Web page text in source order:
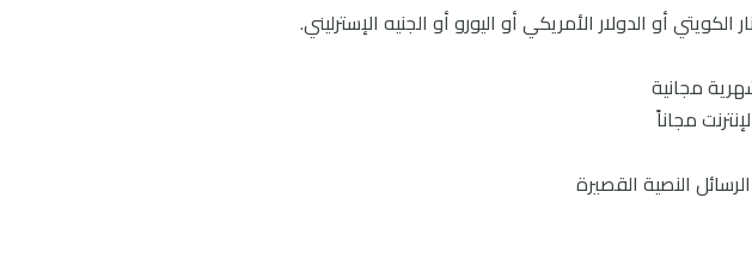
الكويتي أو الدولار الأمريكي أو اليورو أو الجنيه الإسترليني.
مجانية
مجاناً
النصية القصيرة